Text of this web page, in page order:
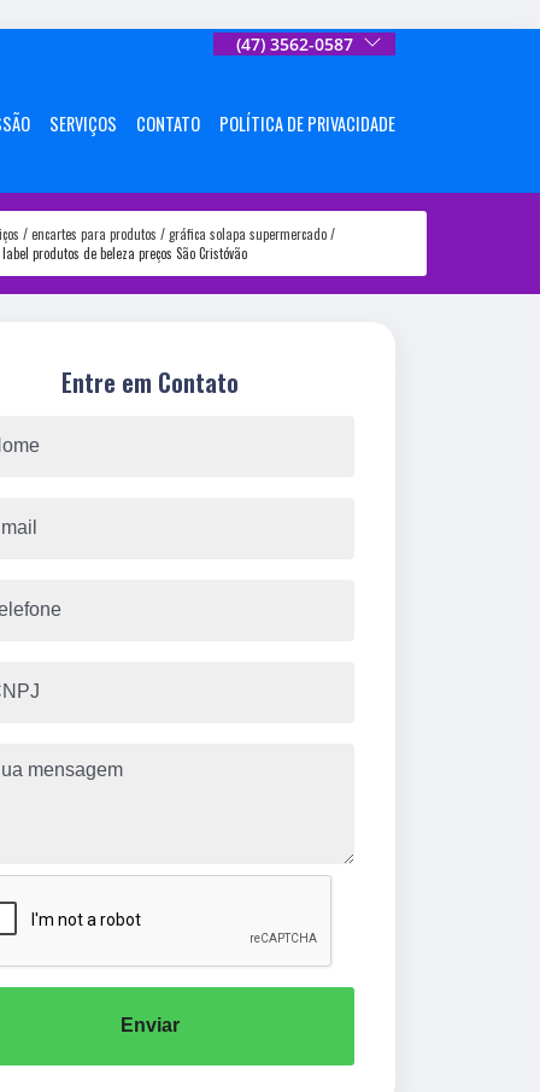
(47) 3562-0587
SERVIÇOS CONTATO POLÍTICA DE PRIVACIDADE
encartes para produtos
gráfica solapa supermercado
label produtos de beleza preços São Cristóvão
Entre em Contato
Enviar